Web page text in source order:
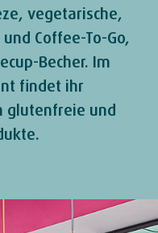
vegetarische,
Coffee-To-Go,
Becher. Im
findet ihr
glutenfreie und